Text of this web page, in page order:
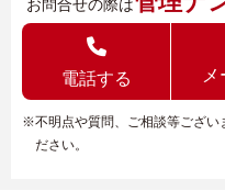
お問合せの際は
電話する
※不明点や質問、ご相談等ござい
ださい。